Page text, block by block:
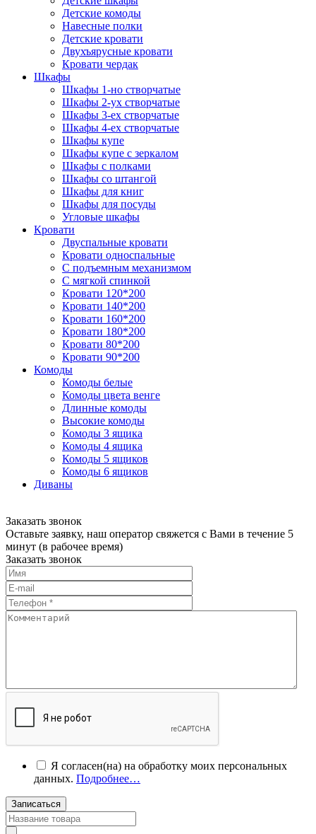
Детские комоды
Навесные полки
Детские кровати
Двухъярусные кровати
Кровати чердак
Шкафы
Шкафы 1-но створчатые
Шкафы 2-ух створчатые
Шкафы 3-ех створчатые
Шкафы 4-ех створчатые
Шкафы купе
Шкафы купе с зеркалом
Шкафы с полками
Шкафы со штангой
Шкафы для книг
Шкафы для посуды
Угловые шкафы
Кровати
Двуспальные кровати
Кровати односпальные
С подъемным механизмом
С мягкой спинкой
Кровати 120*200
Кровати 140*200
Кровати 160*200
Кровати 180*200
Кровати 80*200
Кровати 90*200
Комоды
Комоды белые
Комоды цвета венге
Длинные комоды
Высокие комоды
Комоды 3 ящика
Комоды 4 ящика
Комоды 5 ящиков
Комоды 6 ящиков
Диваны
Заказать звонок
Оставьте заявку, наш оператор свяжется с Вами в течение 5
минут (в рабочее время)
Заказать звонок
Я согласен(на) на обработку моих персональных
данных. Подробнее…
Записаться